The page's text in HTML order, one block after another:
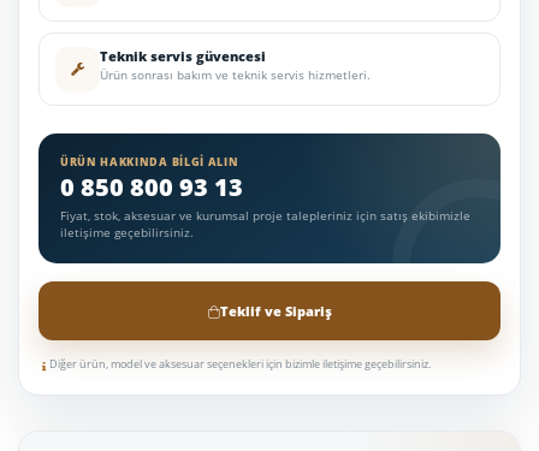
Teknik servis güvencesi
Ürün sonrası bakım ve teknik servis hizmetleri.
ÜRÜN HAKKINDA BILGI ALIN
0 850 800 93 13
Fiyat, stok, aksesuar ve kurumsal proje talepleriniz için satış ekibimizle
iletişime geçebilirsiniz.
Teklif ve Sipariş
Diğer ürün, model ve aksesuar seçenekleri için bizimle iletişime geçebilirsiniz.